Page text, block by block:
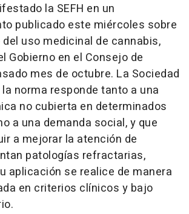
la SEFH en un
publicado este miércoles sobre
uso medicinal de cannabis,
Gobierno en el Consejo de
mes de octubre. La Sociedad
norma responde tanto a una
no cubierta en determinados
a una demanda social, y que
a mejorar la atención de
patologías refractarias,
aplicación se realice de manera
en criterios clínicos y bajo